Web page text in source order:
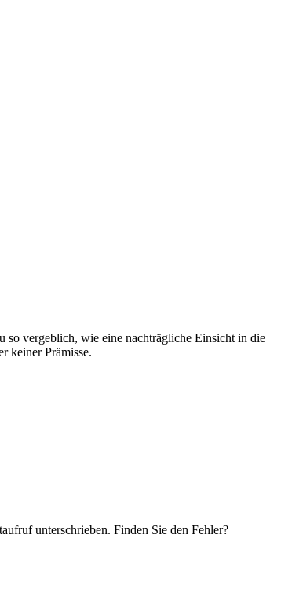
so vergeblich, wie eine nachträgliche Einsicht in die
keiner Prämisse.
unterschrieben. Finden Sie den Fehler?